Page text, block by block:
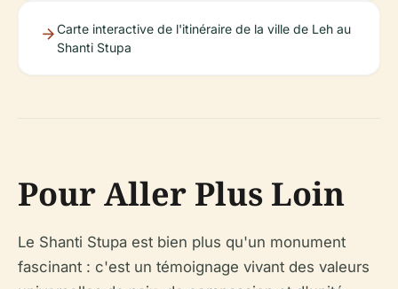
Carte interactive de l'itinéraire de la ville de Leh au
Shanti Stupa
Pour Aller Plus Loin
Le Shanti Stupa est bien plus qu'un monument
fascinant : c'est un témoignage vivant des valeurs